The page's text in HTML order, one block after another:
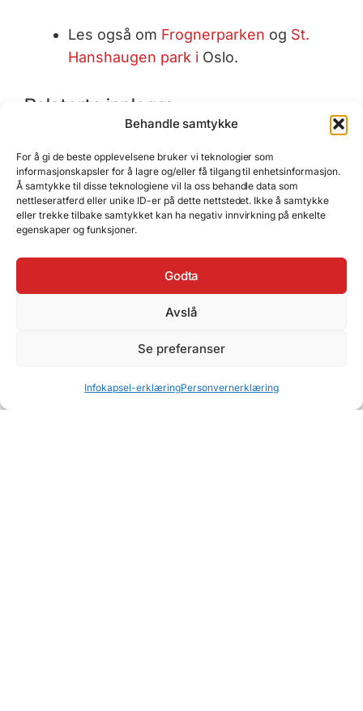
Behandle samtykke
For å gi de beste opplevelsene bruker vi teknologier som
informasjonskapsler for å lagre og/eller få tilgang til enhetsinformasjon.
Å samtykke til disse teknologiene vil la oss behandle data som
nettleseratferd eller unike ID-er på dette nettstedet. Ikke å samtykke
eller trekke tilbake samtykket kan ha negativ innvirkning på enkelte
egenskaper og funksjoner.
Godta
Avslå
Se preferanser
Infokapsel-erklæringPersonvernerklæring
Les også om Frognerparken og St.
Hanshaugen park iOslo.
Relaterte innlegg:
Fisketorget i
Bergen - et hav av
delikatesser
mars 18, 2017
Tur på Fløyen og
Rundemanen
juli 20, 2016
Gamle Stavanger
tar deg tilbake i tid
september 13, 2016
Skjærtorsdag
2019